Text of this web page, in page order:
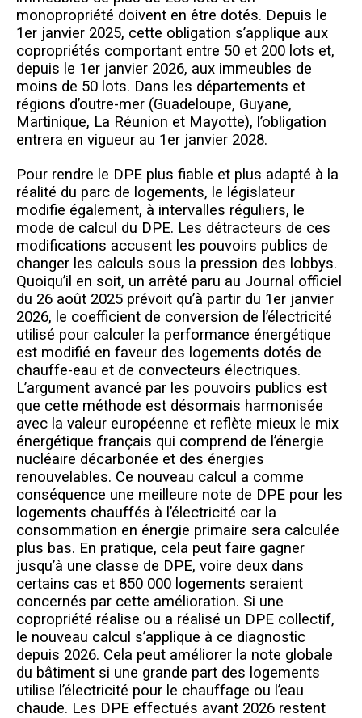
monopropriété doivent en être dotés. Depuis le
1er janvier 2025, cette obligation s’applique aux
copropriétés comportant entre 50 et 200 lots et,
depuis le 1er janvier 2026, aux immeubles de
moins de 50 lots. Dans les départements et
régions d’outre-mer (Guadeloupe, Guyane,
Martinique, La Réunion et Mayotte), l’obligation
entrera en vigueur au 1er janvier 2028.
Pour rendre le DPE plus fiable et plus adapté à la
réalité du parc de logements, le législateur
modifie également, à intervalles réguliers, le
mode de calcul du DPE. Les détracteurs de ces
modifications accusent les pouvoirs publics de
changer les calculs sous la pression des lobbys.
Quoiqu’il en soit, un arrêté paru au Journal officiel
du 26 août 2025 prévoit qu’à partir du 1er janvier
2026, le coefficient de conversion de l’électricité
utilisé pour calculer la performance énergétique
est modifié en faveur des logements dotés de
chauffe-eau et de convecteurs électriques.
L’argument avancé par les pouvoirs publics est
que cette méthode est désormais harmonisée
avec la valeur européenne et reflète mieux le mix
énergétique français qui comprend de l’énergie
nucléaire décarbonée et des énergies
renouvelables. Ce nouveau calcul a comme
conséquence une meilleure note de DPE pour les
logements chauffés à l’électricité car la
consommation en énergie primaire sera calculée
plus bas. En pratique, cela peut faire gagner
jusqu’à une classe de DPE, voire deux dans
certains cas et 850 000 logements seraient
concernés par cette amélioration. Si une
copropriété réalise ou a réalisé un DPE collectif,
le nouveau calcul s’applique à ce diagnostic
depuis 2026. Cela peut améliorer la note globale
du bâtiment si une grande part des logements
utilise l’électricité pour le chauffage ou l’eau
chaude. Les DPE effectués avant 2026 restent